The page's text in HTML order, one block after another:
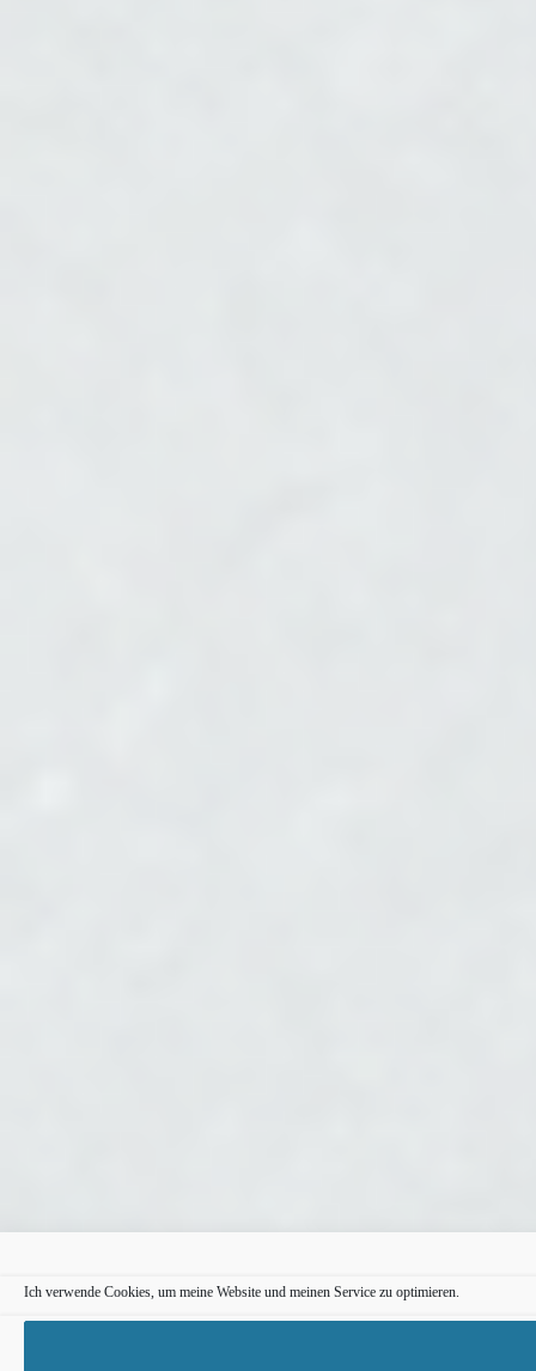
Ich verwende Cookies, um meine Website und meinen Service zu optimieren.